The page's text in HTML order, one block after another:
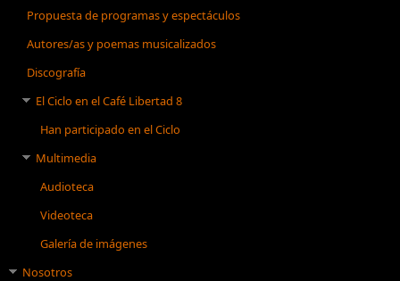
Propuesta de programas y espectáculos
Autores/as y poemas musicalizados
Discografía
El Ciclo en el Café Libertad 8
Han participado en el Ciclo
Multimedia
Audioteca
Videoteca
Galería de imágenes
Nosotros